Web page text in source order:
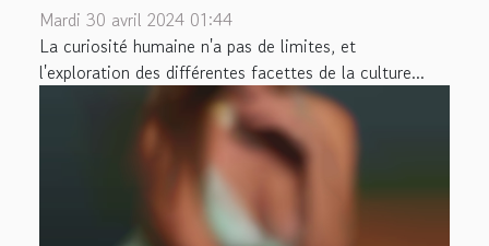
Mardi 30 avril 2024 01:44
La curiosité humaine n'a pas de limites, et
l'exploration des différentes facettes de la culture...